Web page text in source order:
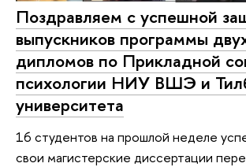
Поздравляем с успешной
выпускников программы
дипломов по Прикладной
психологии НИУ ВШЭ и
университета
16 студентов на прошлой неделе
свои магистерские диссертации